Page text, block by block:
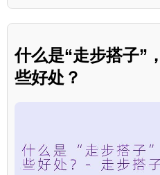
什么是“走步搭子”
些好处？